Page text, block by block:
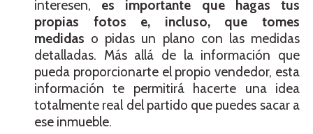
interesen, es importante que hagas tus
propias fotos e, incluso, que tomes
medidas o pidas un plano con las medidas
detalladas. Más allá de la información que
pueda proporcionarte el propio vendedor, esta
información te permitirá hacerte una idea
totalmente real del partido que puedes sacar a
ese inmueble.